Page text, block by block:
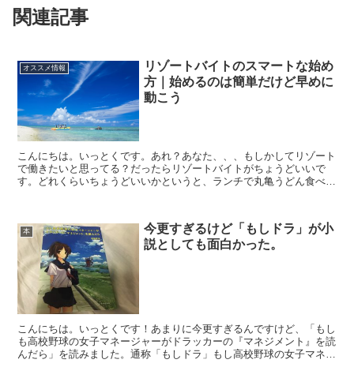
関連記事
オススメ情報
リゾートバイトのスマートな始め
方｜始めるのは簡単だけど早めに
動こう
こんにちは。いっとくです。あれ？あなた、、、もしかしてリゾート
で働きたいと思ってる？だったらリゾートバイトがちょうどいいで
す。どれくらいちょうどいいかというと、ランチで丸亀うどん食べる
本
今更すぎるけど「もしドラ」が小
説としても面白かった。
こんにちは。いっとくです！あまりに今更すぎるんですけど、「もし
も高校野球の女子マネージャーがドラッカーの『マネジメント』を読
んだら」を読みました。通称「もしドラ」もし高校野球の女子マネー